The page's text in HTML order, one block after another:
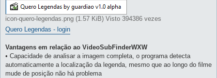
icon-quero-legendas.png (1.57 KiB) Visto 394386 vezes
Quero Legendas - login
Vantagens em relação ao VideoSubFinderWXW
• Capacidade de analisar a imagem completa, o programa detecta
automaticamente a localização da legenda, mesmo que ao longo do filme
mude de posição não há problema